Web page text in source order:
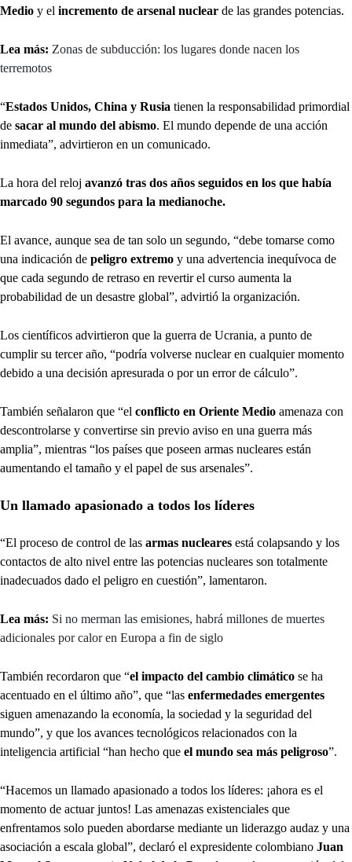
Medio y el incremento de arsenal nuclear de las grandes potencias.
Lea más: Zonas de subducción: los lugares donde nacen los
terremotos
“Estados Unidos, China y Rusia tienen la responsabilidad primordial
de sacar al mundo del abismo. El mundo depende de una acción
inmediata”, advirtieron en un comunicado.
La hora del reloj avanzó tras dos años seguidos en los que había
marcado 90 segundos para la medianoche.
El avance, aunque sea de tan solo un segundo, “debe tomarse como
una indicación de peligro extremo y una advertencia inequívoca de
que cada segundo de retraso en revertir el curso aumenta la
probabilidad de un desastre global”, advirtió la organización.
Los científicos advirtieron que la guerra de Ucrania, a punto de
cumplir su tercer año, “podría volverse nuclear en cualquier momento
debido a una decisión apresurada o por un error de cálculo”.
También señalaron que “el conflicto en Oriente Medio amenaza con
descontrolarse y convertirse sin previo aviso en una guerra más
amplia”, mientras “los países que poseen armas nucleares están
aumentando el tamaño y el papel de sus arsenales”.
Un llamado apasionado a todos los líderes
“El proceso de control de las armas nucleares está colapsando y los
contactos de alto nivel entre las potencias nucleares son totalmente
inadecuados dado el peligro en cuestión”, lamentaron.
Lea más: Si no merman las emisiones, habrá millones de muertes
adicionales por calor en Europa a fin de siglo
También recordaron que “el impacto del cambio climático se ha
acentuado en el último año”, que “las enfermedades emergentes
siguen amenazando la economía, la sociedad y la seguridad del
mundo”, y que los avances tecnológicos relacionados con la
inteligencia artificial “han hecho que el mundo sea más peligroso”.
“Hacemos un llamado apasionado a todos los líderes: ¡ahora es el
momento de actuar juntos! Las amenazas existenciales que
enfrentamos solo pueden abordarse mediante un liderazgo audaz y una
asociación a escala global”, declaró el expresidente colombiano Juan